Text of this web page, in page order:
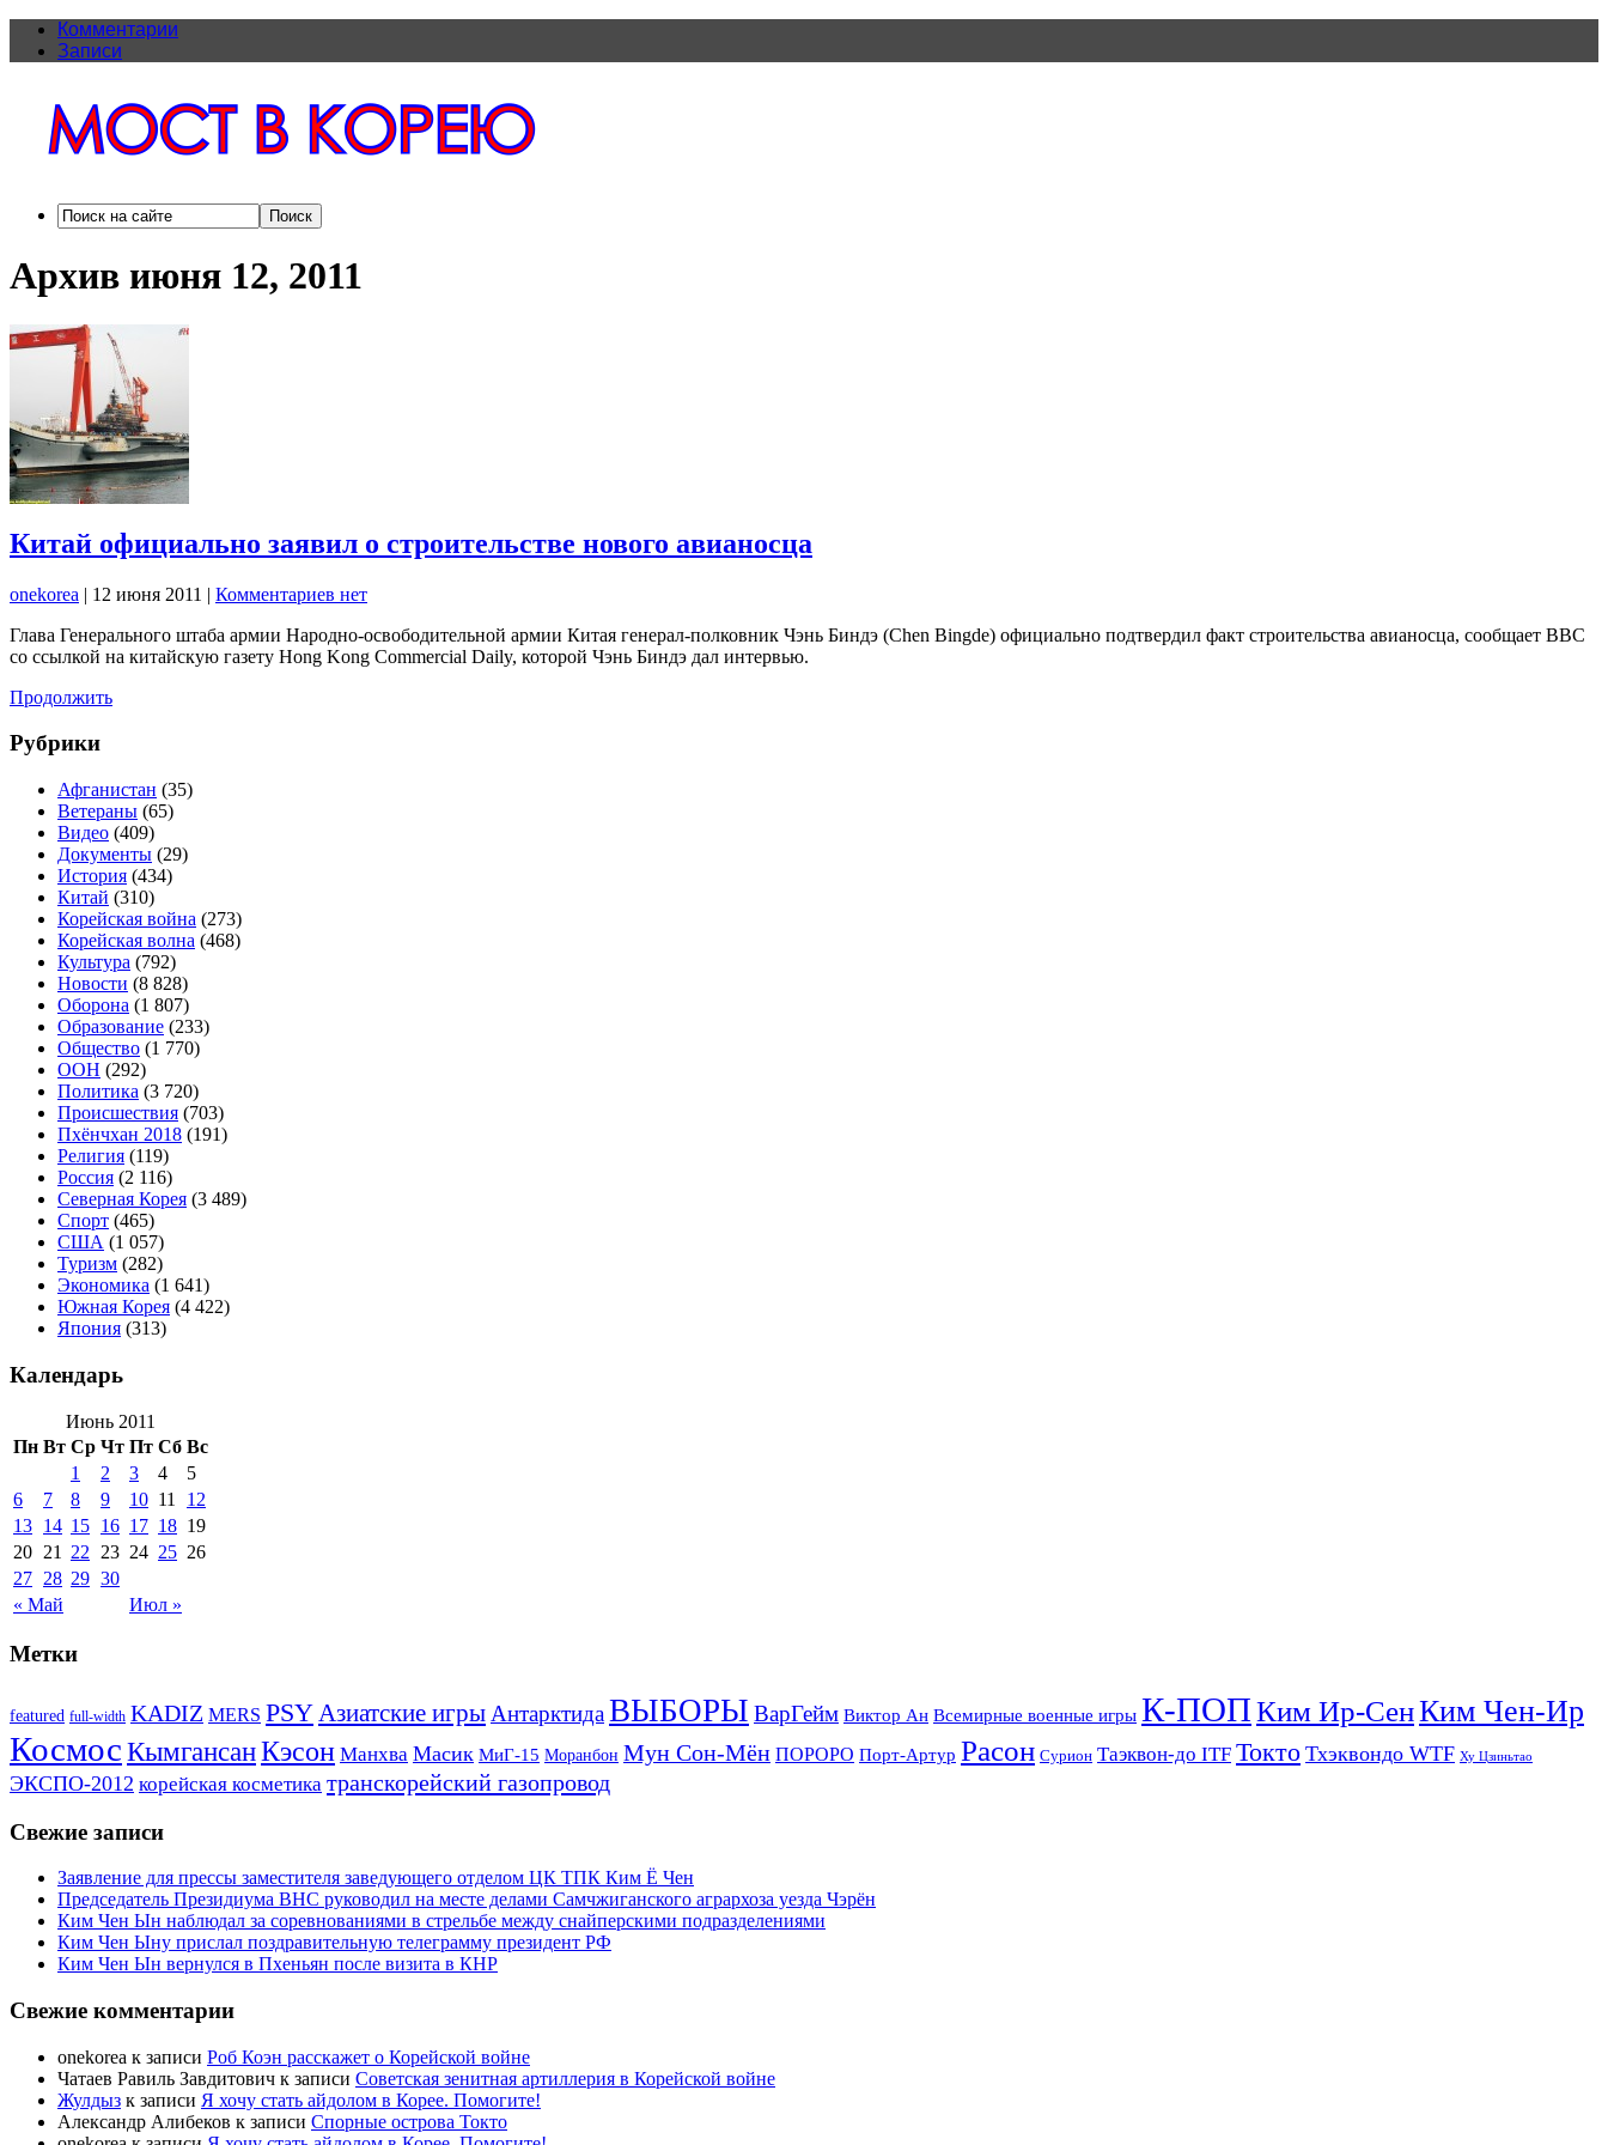
Комментарии
Записи
Архив июня 12, 2011
Китай официально заявил о строительстве нового авианосца
onekorea | 12 июня 2011 | Комментариев нет
Глава Генерального штаба армии Народно-освободительной армии Китая генерал-полковник Чэнь Биндэ (Chen Bingde) официально подтвердил факт строительства авианосца, сообщает ВВС
со ссылкой на китайскую газету Hong Kong Commercial Daily, которой Чэнь Биндэ дал интервью.
Продолжить
Рубрики
Афганистан (35)
Ветераны (65)
Видео (409)
Документы (29)
История (434)
Китай (310)
Корейская война (273)
Корейская волна (468)
Культура (792)
Новости (8 828)
Оборона (1 807)
Образование (233)
Общество (1 770)
ООН (292)
Политика (3 720)
Происшествия (703)
Пхёнчхан 2018 (191)
Религия (119)
Россия (2 116)
Северная Корея (3 489)
Спорт (465)
США (1 057)
Туризм (282)
Экономика (1 641)
Южная Корея (4 422)
Япония (313)
Календарь
Июнь 2011
Пн Вт Ср Чт Пт Сб Вс
« Май Июл »
1 2 3 4
5
6
7 8 9 10 11
12
13 14 15 16 17 18 19
20 21 22 23 24 25 26
27 28 29 30
Метки
featured full-width KADIZ MERS PSYАзиатские игры АнтарктидаВЫБОРЫ ВарГейм Виктор Ан Всемирные военные игры К-ПОПКим Ир-СенКим Чен-Ир
Космос КымгансанКэсон Манхва Масик МиГ-15 Моранбон Мун Сон-Мён ПОРОРО Порт-Артур Расон Сурион Таэквон-до ITF Токто Тхэквондо WTF Ху Цзиньтао
ЭКСПО-2012 корейская косметика транскорейский газопровод
Свежие записи
Заявление для прессы заместителя заведующего отделом ЦК ТПК Ким Ё Чен
Председатель Президиума ВНС руководил на месте делами Самчжиганского агрархоза уезда Чэрён
Ким Чен Ын наблюдал за соревнованиями в стрельбе между снайперскими подразделениями
Ким Чен Ыну прислал поздравительную телеграмму президент РФ
Ким Чен Ын вернулся в Пхеньян после визита в КНР
Свежие комментарии
onekorea к записи Роб Коэн расскажет о Корейской войне
Чатаев Равиль Завдитович к записи Советская зенитная артиллерия в Корейской войне
Жулдыз к записи Я хочу стать айдолом в Корее. Помогите!
Александр Алибеков к записи Спорные острова Токто